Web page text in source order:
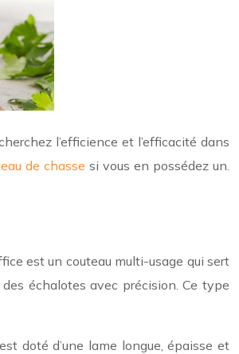
l’efficience et l’efficacité dans
de chasse si vous en possédez un.
est un couteau multi-usage qui sert
échalotes avec précision. Ce type
doté d’une lame longue, épaisse et